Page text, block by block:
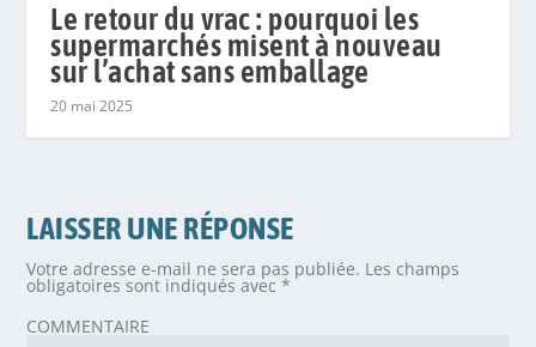
Le retour du vrac : pourquoi les
supermarchés misent à nouveau
sur l’achat sans emballage
20 mai 2025
LAISSER UNE RÉPONSE
Votre adresse e-mail ne sera pas publiée. Les champs
obligatoires sont indiqués avec*
COMMENTAIRE